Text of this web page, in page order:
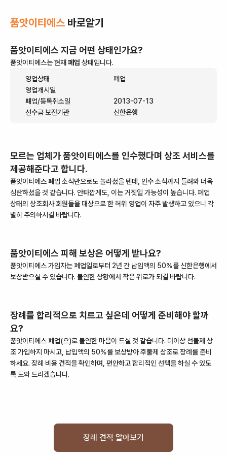
품앗이티에스 바로알기
품앗이티에스 지금 어떤 상태인가요?
품앗이티에스는 현재 폐업 상태입니다.
영업상태
폐업
영업개시일
폐업/등록취소일
2013-07-13
선수금 보전기관
신한은행
모르는 업체가품앗이티에스를 인수했다며 상조 서비스를
제공해준다고 합니다.
품앗이티에스폐업 소식만으로도 놀라셨을 텐데, 인수 소식까지 들려와 더욱
심란하셨을 것 같습니다. 안타깝게도, 이는 거짓일 가능성이 높습니다. 폐업
상태의 상조회사 회원들을 대상으로 한 허위 영업이 자주 발생하고 있으니 각
별히 주의하시길 바랍니다.
품앗이티에스 피해 보상은 어떻게 받나요?
품앗이티에스가입자는폐업일로부터 2년 간 납입액의 50%를 신한은행에서
보상받으실 수 있습니다. 불안한 상황에서 작은 위로가 되길 바랍니다.
장례를 합리적으로 치르고 싶은데 어떻게 준비해야 할까
요?
품앗이티에스폐업(으)로 불안한 마음이 드실 것 같습니다. 더이상 선불제 상
조 가입하지 마시고, 납입액의 50%를 보상받아 후불제 상조로 장례를 준비
하세요. 장례 비용 견적을 확인하며, 편안하고 합리적인 선택을 하실 수 있도
록 도와 드리겠습니다.
장례 견적 알아보기